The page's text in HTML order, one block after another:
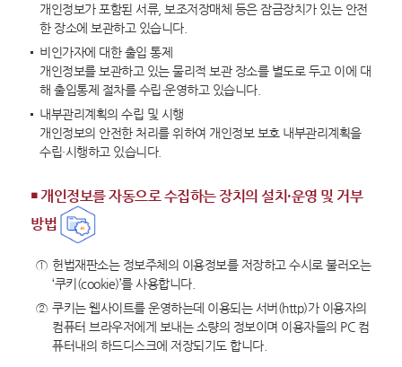
개인정보가 포함된 서류, 보조저장매체 등은 잠금장치가 있는 안전
한 장소에 보관하고 있습니다.
비인가자에 대한 출입 통제
개인정보를 보관하고 있는 물리적 보관 장소를 별도로 두고 이에 대
해 출입통제 절차를 수립·운영하고 있습니다.
내부관리계획의 수립 및 시행
개인정보의 안전한 처리를 위하여 개인정보 보호 내부관리계획을
수립·시행하고 있습니다.
￭ 개인정보를 자동으로 수집하는 장치의 설치・운영 및 거부
방법
① 헌법재판소는 정보주체의 이용정보를 저장하고 수시로 불러오는
‘쿠키(cookie)’를 사용합니다.
② 쿠키는 웹사이트를 운영하는데 이용되는 서버(http)가 이용자의
컴퓨터 브라우저에게 보내는 소량의 정보이며 이용자들의 PC 컴
퓨터내의 하드디스크에 저장되기도 합니다.